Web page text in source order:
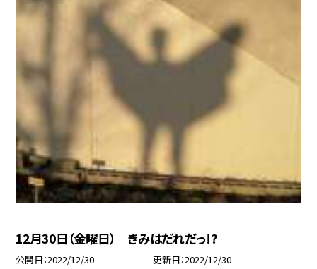
12月30日（金曜日） きみはだれだっ!?
公開日 2022/12/30 更新日 2022/12/30